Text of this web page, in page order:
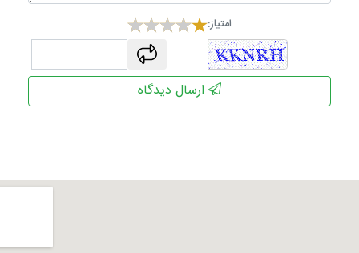
امتیاز:
captcha
ارسال دیدگاه